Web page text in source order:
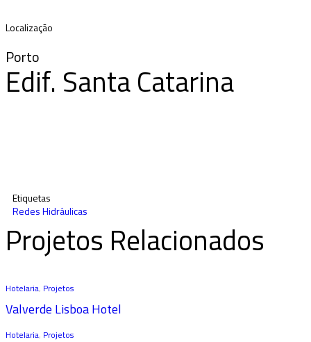
Edif. Santa Catarina
Localização
Porto
Etiquetas
Redes Hidráulicas
Projetos Relacionados
Hotelaria, Projetos
Valverde Lisboa Hotel
Hotelaria, Projetos